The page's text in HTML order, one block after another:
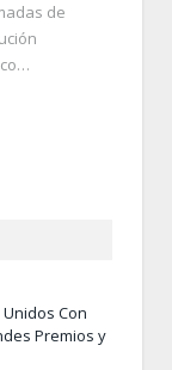
de
Con
Premios y